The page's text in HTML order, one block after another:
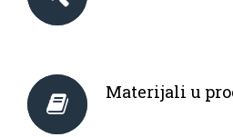
Materijali u